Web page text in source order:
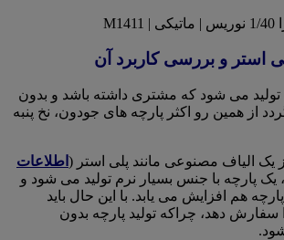
استر و بررسی کاربرد آن
تولید می شود که مشتری داشته باشد و بدون
از همین رو اکثر پارچه های جودون، نخ پنبه
یک الیاف مصنوعی مانند پلی استر ( اطلاعات
یک پارچه با جنس بسیار نرم تولید می شود و
هم افزایش می یابد. با این حال باید
دهد، چراکه تولید پارچه بدون